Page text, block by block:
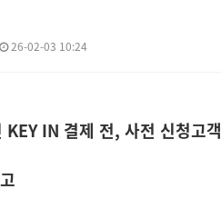
26-02-03 10:24
IN 결제 전, 사전 신청고객